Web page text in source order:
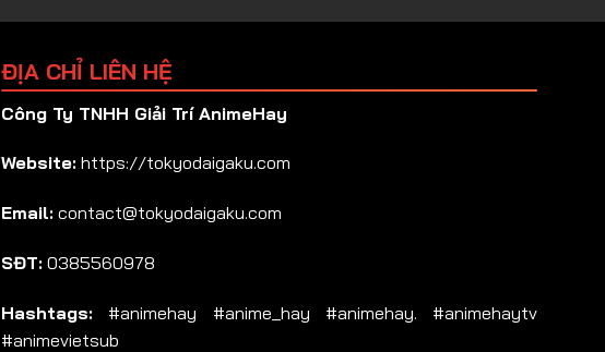
ĐỊA CHỈ LIÊN HỆ
Công Ty TNHH Giải Trí AnimeHay
Website: https://tokyodaigaku.com
Email: contact@tokyodaigaku.com
SĐT: 0385560978
Hashtags: #animehay #anime_hay #animehay. #animehaytv
#animevietsub